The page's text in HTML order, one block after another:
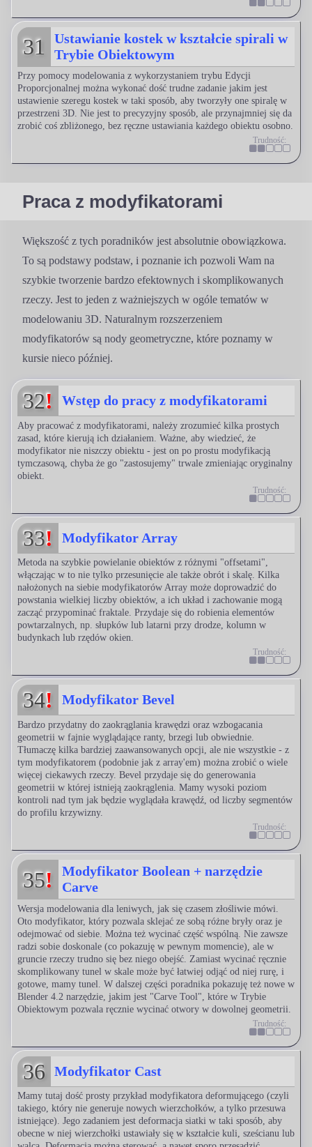
31
Trudność:
Ustawianie kostek w kształcie spirali w
Trybie Obiektowym
Przy pomocy modelowania z wykorzystaniem trybu Edycji
Proporcjonalnej można wykonać dość trudne zadanie jakim jest
ustawienie szeregu kostek w taki sposób, aby tworzyły one spiralę w
przestrzeni 3D. Nie jest to precyzyjny sposób, ale przynajmniej się da
zrobić coś zbliżonego, bez ręczne ustawiania każdego obiektu osobno.
Praca z modyfikatorami
Większość z tych poradników jest absolutnie obowiązkowa.
To są podstawy podstaw, i poznanie ich pozwoli Wam na
szybkie tworzenie bardzo efektownych i skomplikowanych
rzeczy. Jest to jeden z ważniejszych w ogóle tematów w
modelowaniu 3D. Naturalnym rozszerzeniem
modyfikatorów są nody geometryczne, które poznamy w
kursie nieco później.
32!
Trudność:
Wstęp do pracy z modyfikatorami
Aby pracować z modyfikatorami, należy zrozumieć kilka prostych
zasad, które kierują ich działaniem. Ważne, aby wiedzieć, że
modyfikator nie niszczy obiektu - jest on po prostu modyfikacją
tymczasową, chyba że go "zastosujemy" trwale zmieniając oryginalny
obiekt.
33!
Trudność:
Modyfikator Array
Metoda na szybkie powielanie obiektów z różnymi "offsetami",
włączając w to nie tylko przesunięcie ale także obrót i skalę. Kilka
nałożonych na siebie modyfikatorów Array może doprowadzić do
powstania wielkiej liczby obiektów, a ich układ i zachowanie mogą
zacząć przypominać fraktale. Przydaje się do robienia elementów
powtarzalnych, np. słupków lub latarni przy drodze, kolumn w
budynkach lub rzędów okien.
34!
Trudność:
Modyfikator Bevel
Bardzo przydatny do zaokrąglania krawędzi oraz wzbogacania
geometrii w fajnie wyglądające ranty, brzegi lub obwiednie.
Tłumaczę kilka bardziej zaawansowanych opcji, ale nie wszystkie - z
tym modyfikatorem (podobnie jak z array'em) można zrobić o wiele
więcej ciekawych rzeczy. Bevel przydaje się do generowania
geometrii w której istnieją zaokrąglenia. Mamy wysoki poziom
kontroli nad tym jak będzie wyglądała krawędź, od liczby segmentów
do profilu krzywizny.
35!
Trudność:
Modyfikator Boolean + narzędzie
Carve
Wersja modelowania dla leniwych, jak się czasem złośliwie mówi.
Oto modyfikator, który pozwala sklejać ze sobą różne bryły oraz je
odejmować od siebie. Można też wycinać część wspólną. Nie zawsze
radzi sobie doskonale (co pokazuję w pewnym momencie), ale w
gruncie rzeczy trudno się bez niego obejść. Zamiast wycinać ręcznie
skomplikowany tunel w skale może być łatwiej odjąć od niej rurę, i
gotowe, mamy tunel. W dalszej części poradnika pokazuję też nowe w
Blender 4.2 narzędzie, jakim jest "Carve Tool", które w Trybie
Obiektowym pozwala ręcznie wycinać otwory w dowolnej geometrii.
36 Modyfikator Cast
Mamy tutaj dość prosty przykład modyfikatora deformującego (czyli
takiego, który nie generuje nowych wierzchołków, a tylko przesuwa
istniejące). Jego zadaniem jest deformacja siatki w taki sposób, aby
obecne w niej wierzchołki ustawiały się w kształcie kuli, sześcianu lub